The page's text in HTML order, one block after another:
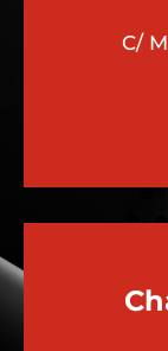
C/